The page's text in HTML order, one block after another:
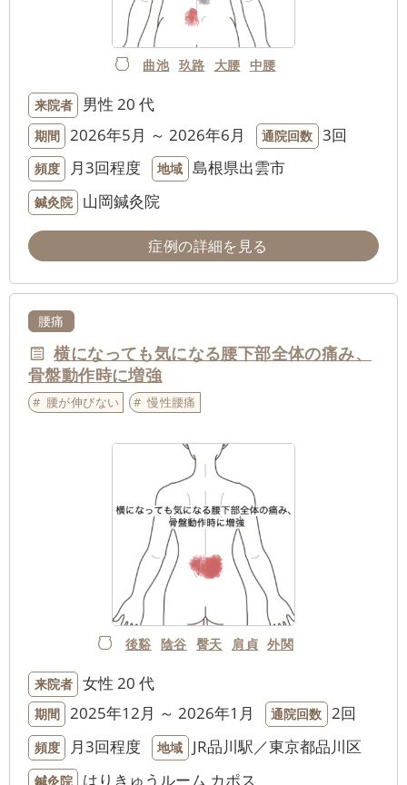
曲池 玖路 大腰 中腰
来院者 男性 20 代
期間 2026年5月 ～ 2026年6月 通院回数 3回
頻度 月3回程度 地域 島根県出雲市
鍼灸院 山岡鍼灸院
症例の詳細を見る
腰痛
横になっても気になる腰下部全体の痛み、
骨盤動作時に増強
腰が伸びない 慢性腰痛
後谿 陰谷 臀天 肩貞 外関
来院者 女性 20 代
期間 2025年12月 ～ 2026年1月 通院回数 2回
頻度 月3回程度 地域 JR品川駅／東京都品川区
鍼灸院 はりきゅうルーム カポス